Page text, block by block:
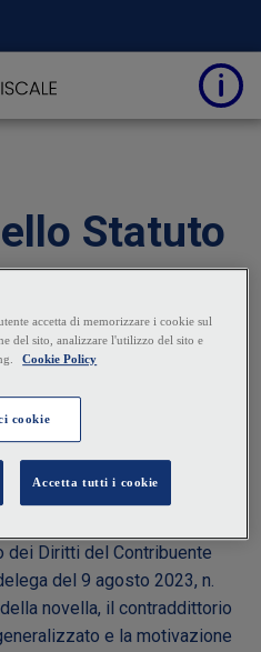
Statuto
direttivi
dei Diritti del Contribuente
del 9 agosto 2023, n.
novella, il contraddittorio
e la motivazione